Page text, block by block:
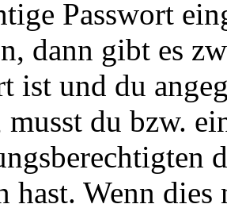
Passwort
dann gibt es
ist und du
du bzw.
hast. Wenn